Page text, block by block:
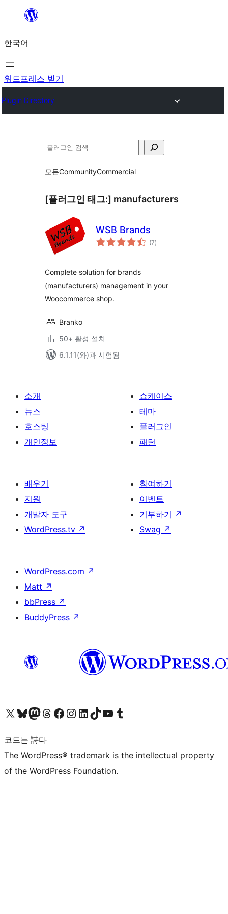
츠
로
바
가
한국어
워드프레스 받기
Plugin Directory
검
모든CommunityCommercial
[플러그인 태그:] manufacturers
WSB Brands
(7전
체)
Complete solution for brands
(manufacturers) management in your
Woocommerce shop.
Branko
50+ 활성 설치
6.1.11(와)과 시험됨
소개
뉴스
호스팅
개인정보
쇼케이스
테마
플러그인
패턴
배우기
지원
개발자 도구
WordPress.tv ↗
참여하기
이벤트
기부하기 ↗
Swag ↗
WordPress.com ↗
Matt ↗
bbPress ↗
BuddyPress ↗
X(이전 트위터) 계정 방문하기블루스카이 계정 방문하기마스토돈 계정 방문하기스레드 계정 방문하기 페이스북 페이지 방문하기인스타그램 계정 방문하기 LinkedIn 계정 방문하기틱톡 계정 방문하기유튜브 채널 방문하기 텀블러 계정 방문하기
코드는 詩다
The WordPress® trademark is the intellectual property
of the WordPress Foundation.